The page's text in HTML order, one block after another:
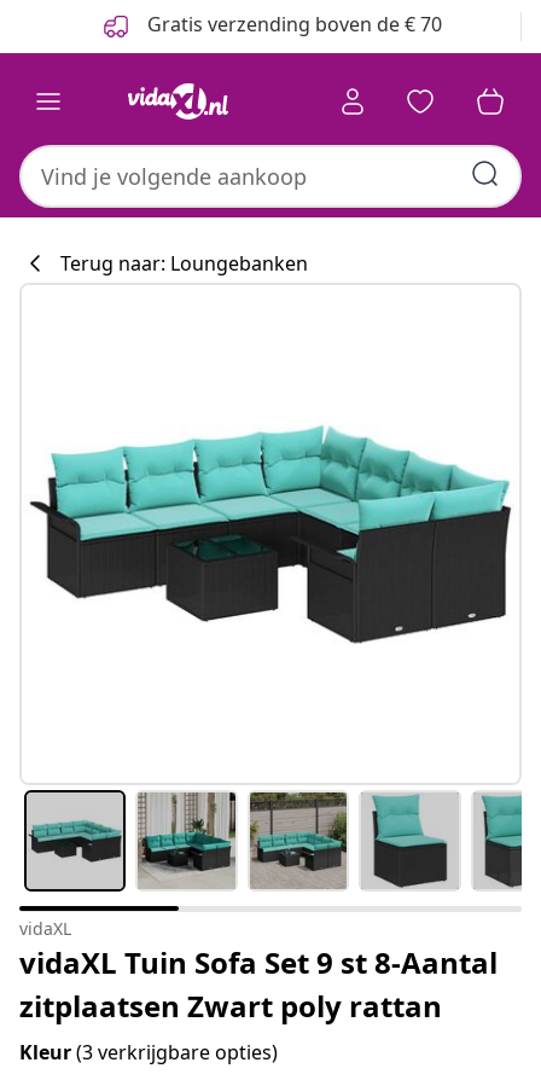
Gratis verzending boven de € 70
Terug naar: Loungebanken
vidaXL
vidaXL Tuin Sofa Set 9 st 8-Aantal
zitplaatsen Zwart poly rattan
Kleur(3 verkrijgbare opties)